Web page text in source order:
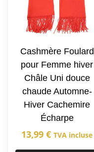
Cashmère Foulard
pour Femme hiver
Châle Uni douce
chaude Automne-
Hiver Cachemire
Écharpe
13,99€ TVA incluse